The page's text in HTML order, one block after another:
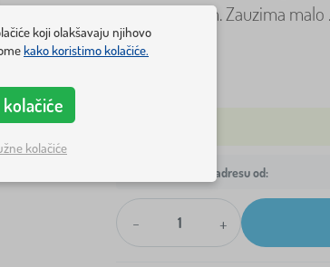
organizatorom. Zauzima malo
Dostava na vašu adresu od:
- +
koji olakšavaju njihovo
kako koristimo kolačiće.
kolačiće